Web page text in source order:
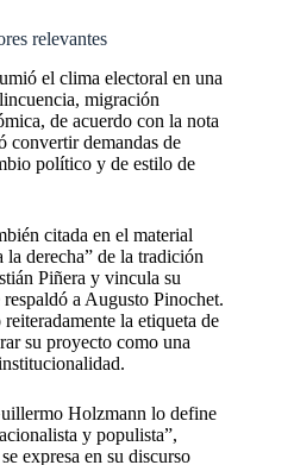
relevantes
el clima electoral en una
migración
de acuerdo con la nota
convertir demandas de
político y de estilo de
citada en el material
derecha” de la tradición
Piñera y vincula su
a Augusto Pinochet.
la etiqueta de
su proyecto como una
Holzmann lo define
y populista”,
expresa en su discurso